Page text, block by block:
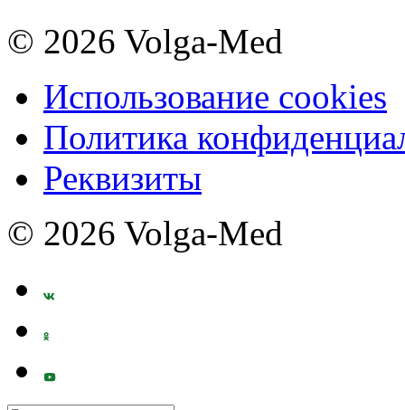
© 2026 Volga-Med
Использование cookies
Политика
Реквизиты
© 2026 Volga-Med